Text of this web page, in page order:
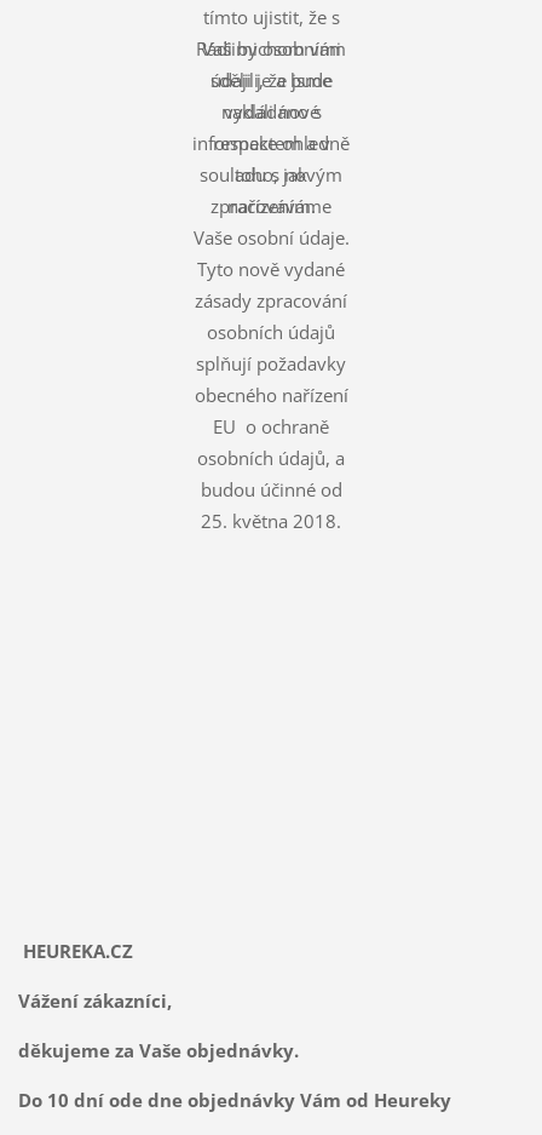
tímto ujistit, že s
Vašimi osobními
údaji je a bude
nakládáno s
respektem a v
souladu s novým
nařízením.
Rádi bychom vám
sdělili, že jsme
vydali nové
informace ohledně
toho, jak
zpracováváme
Vaše osobní údaje.
Tyto nově vydané
zásady zpracování
osobních údajů
splňují požadavky
obecného nařízení
EU o ochraně
osobních údajů, a
budou účinné od
25. května 2018.
HEUREKA.CZ
Vážení zákazníci,
děkujeme za Vaše objednávky.
Do 10 dní ode dne objednávky Vám od Heureky